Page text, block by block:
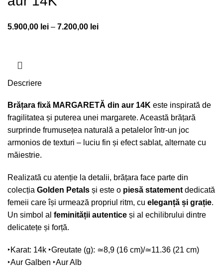
5.900,00 lei – 7.200,00 lei
Descriere
Brățara fixă MARGARETĂ din aur 14K este inspirată de
fragilitatea și puterea unei margarete. Această brățară
surprinde frumusețea naturală a petalelor într-un joc
armonios de texturi – luciu fin și efect sablat, alternate cu
măiestrie.
Realizată cu atenție la detalii, brățara face parte din
colecția Golden Petals și este o piesă statement dedicată
femeii care își urmează propriul ritm, cu eleganță și grație.
Un simbol al feminității autentice și al echilibrului dintre
delicatețe și forță.
‣Karat: 14k ‣Greutate (g): ≃8,9 (16 cm)/≃11.36 (21 cm)
‣Aur Galben ‣Aur Alb